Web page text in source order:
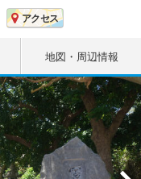
アクセス
地図・周辺情報